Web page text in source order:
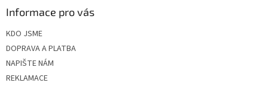
Informace pro vás
KDO JSME
DOPRAVA A PLATBA
NAPIŠTE NÁM
REKLAMACE